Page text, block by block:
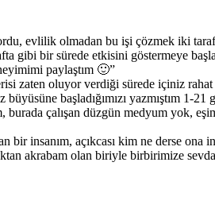
evlilik olmadan bu işi çözmek iki
gibi bir sürede etkisini göstermeye
paylaştım 🙂”
zaten oluyor verdiği sürede içiniz rahat
başladığımızı yazmıştım 1-
burada çalışan düzgün medyum yok,
bir insanım, açıkcası kim ne derse
akrabam olan biriyle birbirimize